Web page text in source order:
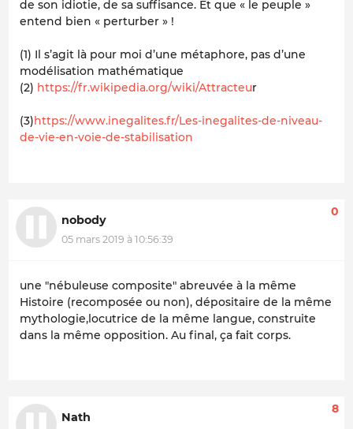
de son idiotie, de sa suffisance. Et que « le peuple »
entend bien « perturber » !
(1) Il s’agit là pour moi d’une métaphore, pas d’une
modélisation mathématique
(2) https://fr.wikipedia.org/wiki/Attracteur
(3)https://www.inegalites.fr/Les-inegalites-de-niveau-
de-vie-en-voie-de-stabilisation
nobody
05 mars 2019 à 10:56:39
0
une "nébuleuse composite" abreuvée à la même
Histoire (recomposée ou non), dépositaire de la même
mythologie,locutrice de la même langue, construite
dans la même opposition. Au final, ça fait corps.
Nath
8